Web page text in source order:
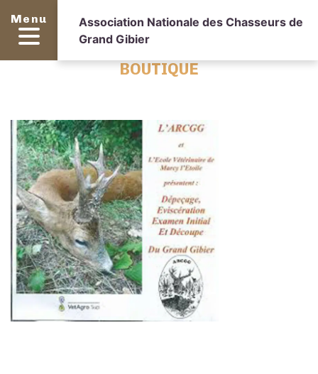
Menu
Association Nationale des Chasseurs de
Grand Gibier
BOUTIQUE